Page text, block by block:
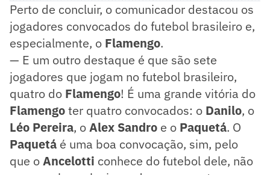
Perto de concluir, o comunicador destacou os
jogadores convocados do futebol brasileiro e,
especialmente, o Flamengo.
— E um outro destaque é que são sete
jogadores que jogam no futebol brasileiro,
quatro do Flamengo! É uma grande vitória do
Flamengoter quatro convocados: o Danilo, o
Léo Pereira, oAlex Sandro e o Paquetá. O
Paquetá é uma boa convocação, sim, pelo
que oAncelotti conhece do futebol dele, não